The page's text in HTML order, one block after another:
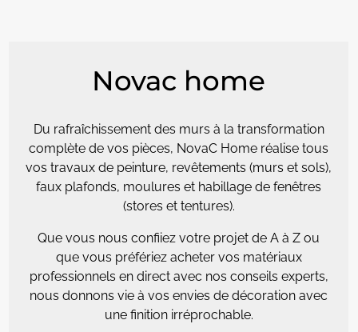
Novac home
Du rafraîchissement des murs à la transformation
complète de vos pièces, NovaC Home réalise tous
vos travaux de peinture, revêtements (murs et sols),
faux plafonds, moulures et habillage de fenêtres
(stores et tentures).
Que vous nous confiiez votre projet de A à Z ou
que vous préfériez acheter vos matériaux
professionnels en direct avec nos conseils experts,
nous donnons vie à vos envies de décoration avec
une finition irréprochable.